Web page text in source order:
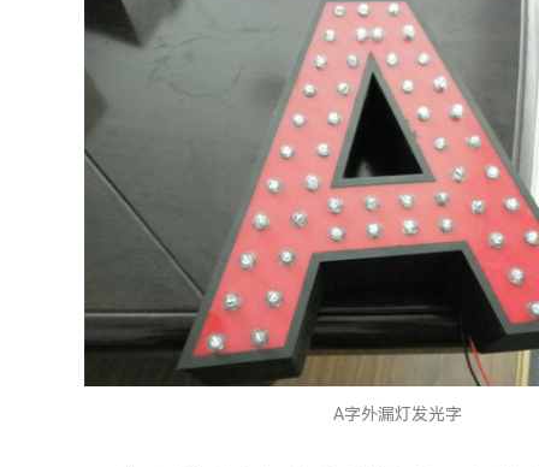
A字外漏灯发光字